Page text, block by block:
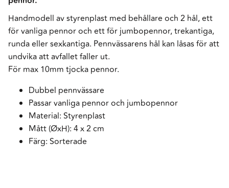
Handmodell av styrenplast med behållare och 2 hål, ett
för vanliga pennor och ett för jumbopennor, trekantiga,
runda eller sexkantiga. Pennvässarens hål kan låsas för att
undvika att avfallet faller ut.
För max 10mm tjocka pennor.
Dubbel pennvässare
Passar vanliga pennor och jumbopennor
Material: Styrenplast
Mått (ØxH): 4 x 2 cm
Färg: Sorterade